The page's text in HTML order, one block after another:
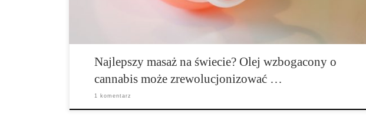
Najlepszy masaż na świecie? Olej wzbogacony o
cannabis może zrewolucjonizować …
1 komentarz